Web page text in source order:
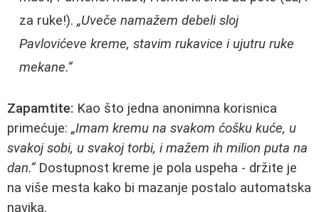
za ruke!). „Uveče namažem debeli sloj
Pavlovićeve kreme, stavim rukavice i ujutru ruke
mekane.“
Zapamtite: Kao što jedna anonimna korisnica
primećuje: „Imam kremu na svakom ćošku kuće, u
svakoj sobi, u svakoj torbi, i mažem ih milion puta na
dan.“Dostupnost kreme je pola uspeha - držite je
na više mesta kako bi mazanje postalo automatska
navika.